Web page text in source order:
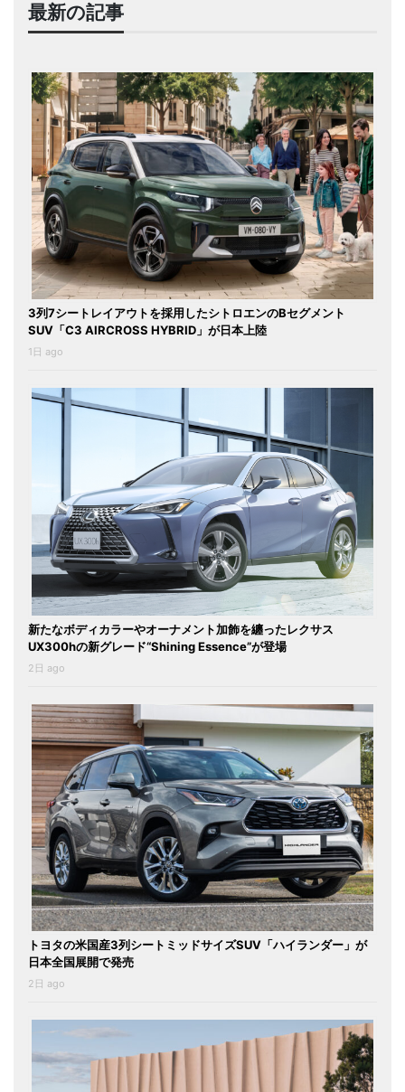
最新の記事
3列7シートレイアウトを採用したシトロエンのBセグメント
SUV「C3 AIRCROSS HYBRID」が日本上陸
1日 ago
新たなボディカラーやオーナメント加飾を纏ったレクサス
UX300hの新グレード“Shining Essence”が登場
2日 ago
トヨタの米国産3列シートミッドサイズSUV「ハイランダー」が
日本全国展開で発売
2日 ago